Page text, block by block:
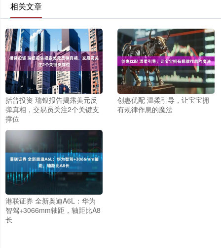
相关文章
括普投资 瑞银报告揭露美元反
弹真相，交易员关注2个关键支
撑位
创惠优配 温柔引导，让宝宝拥
有规律作息的魔法
港联证券 全新奥迪A6L：华为
智驾+3066mm轴距，轴距比A8
长